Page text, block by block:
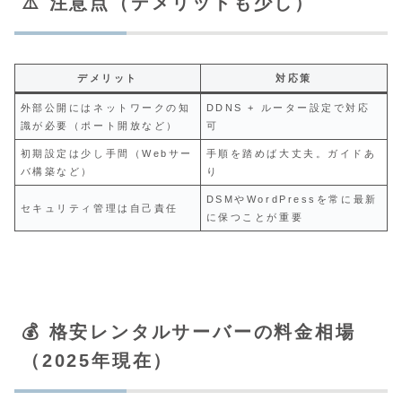
デメリット 対応策
外部公開にはネットワークの知
識が必要（ポート開放など）
DDNS + ルーター設定で対応
可
初期設定は少し手間（Webサー
バ構築など）
手順を踏めば大丈夫。ガイドあ
り
セキュリティ管理は自己責任
DSMやWordPressを常に最新
に保つことが重要
💰 格安レンタルサーバーの料金相場
（2025年現在）